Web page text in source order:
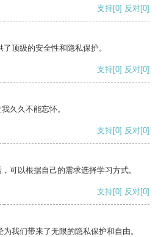
支持[0] 反对[0]
顶级的安全性和隐私保护。
支持[0] 反对[0]
久久不能忘怀。
支持[0] 反对[0]
可以根据自己的需求选择学习方式。
支持[0] 反对[0]
我们带来了无限的隐私保护和自由。